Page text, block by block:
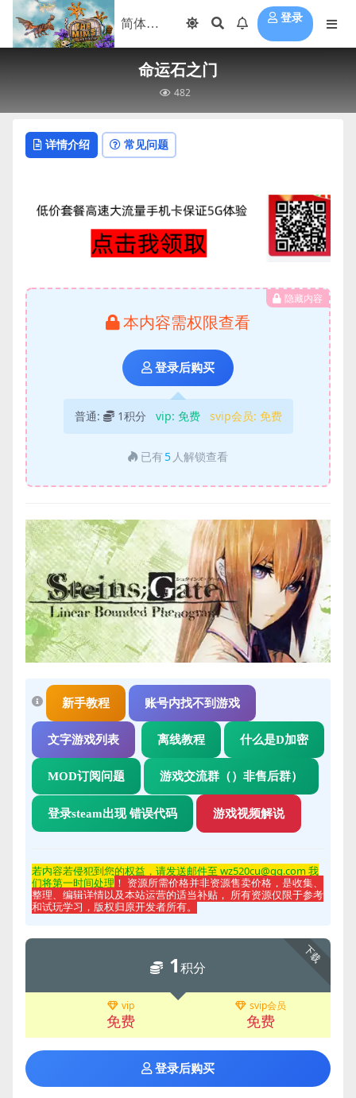
登录
命运石之门
482
详情介绍 常见问题
隐藏内容
本内容需权限查看
登录后购买
普通: 1积分 vip: 免费 svip会员: 免费
已有 5 人解锁查看
新手教程 账号内找不到游戏
文字游戏列表 离线教程 什么是D加密
MOD订阅问题 游戏交流群（）非售后群）
登录steam出现 错误代码 游戏视频解说
若内容若侵犯到您的权益，请发送邮件至 wz520cu@qq.com 我
们将第一时间处理 ！ 资源所需价格并非资源售卖价格，是收集、
整理、编辑详情以及本站运营的适当补贴， 所有资源仅限于参考
和试玩学习，版权归原开发者所有。
下载
1积分
vip
免费
svip会员
免费
登录后购买